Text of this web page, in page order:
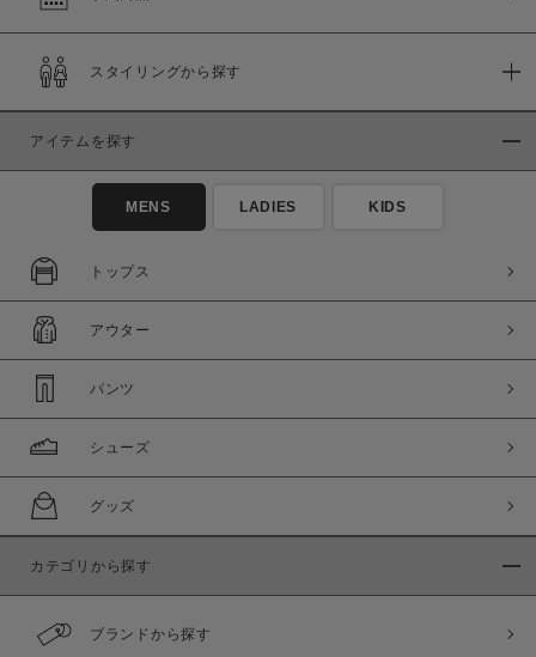
スタイリングから探す
アイテムを探す
MENS LADIES KIDS
トップス
アウター
パンツ
シューズ
グッズ
カテゴリから探す
ブランドから探す